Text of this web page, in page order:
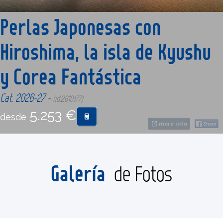
CONTACTO
MÁS
more info
Perlas Japonesas con
Hiroshima, la isla de Kyushu
y Corea Fantástica
Cat. 2026-27 - (id:2610177)
desde 5.253 €
Galería de Fotos